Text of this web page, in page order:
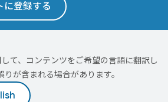
に登録する
て、コンテンツをご希望の言語に翻訳し
が含まれる場合があります。